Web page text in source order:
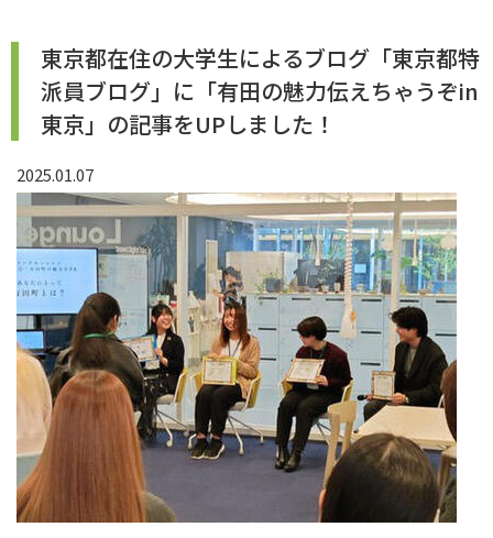
東京都在住の大学生によるブログ「東京都特
派員ブログ」に「有田の魅力伝えちゃうぞin
東京」の記事をUPしました！
2025.01.07